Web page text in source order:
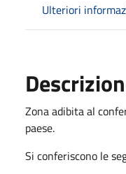
Ulteriori
Zona adibita al
paese.
Si conferiscono le